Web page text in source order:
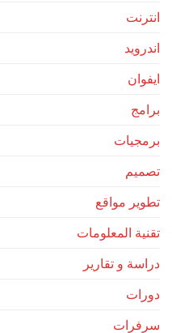
انترنت
اندرويد
ايفوان
برامج
برمجيات
تصميم
تطوير مواقع
تقنية المعلومات
دراسة و تقارير
دورات
سرفرات